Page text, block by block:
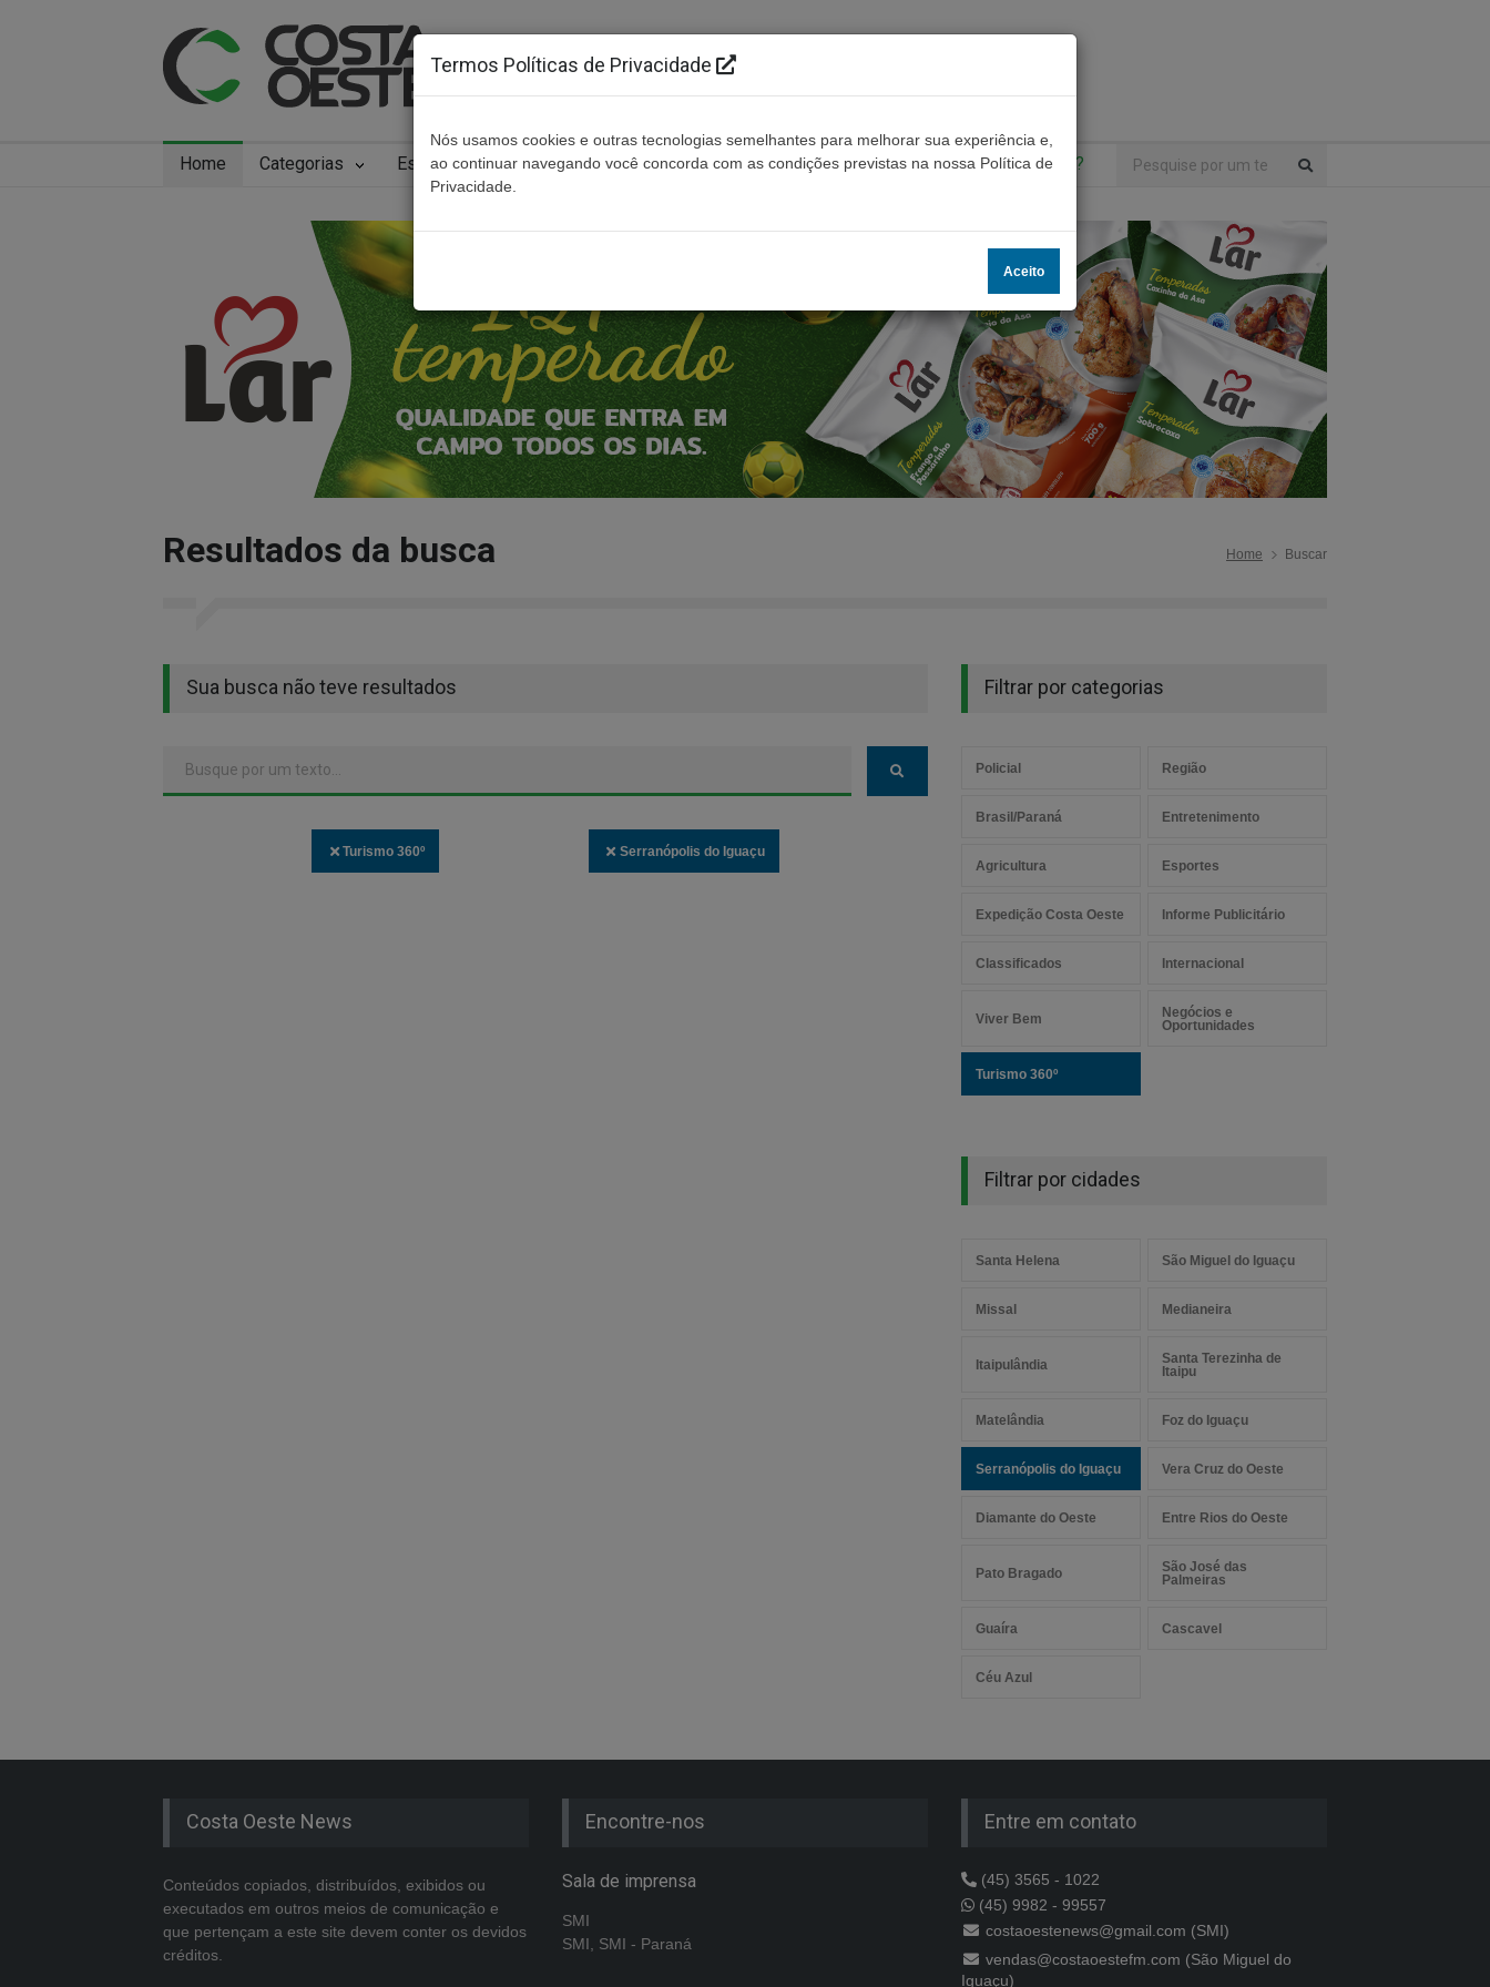
Home Categorias Especiais Cidades Ouça ao vivo Contato Não encontrou algo?
Resultados da busca Home Buscar
Sua busca não teve resultados
Turismo 360º Serranópolis do Iguaçu
Filtrar por categorias
Policial Região
Brasil/Paraná Entretenimento
Agricultura Esportes
Expedição Costa Oeste Informe Publicitário
Classificados Internacional
Viver Bem
Negócios e
Oportunidades
Turismo 360º
Filtrar por cidades
Santa Helena São Miguel do Iguaçu
Missal Medianeira
Itaipulândia
Santa Terezinha de
Itaipu
Matelândia Foz do Iguaçu
Serranópolis do Iguaçu Vera Cruz do Oeste
Diamante do Oeste Entre Rios do Oeste
Pato Bragado
São José das
Palmeiras
Guaíra Cascavel
Céu Azul
Costa Oeste News
Conteúdos copiados, distribuídos, exibidos ou
executados em outros meios de comunicação e
que pertençam a este site devem conter os devidos
créditos.
Encontre-nos
Sala de imprensa
SMI
SMI, SMI - Paraná
Entre em contato
(45) 3565 - 1022
(45) 9982 - 99557
costaoestenews@gmail.com (SMI)
vendas@costaoestefm.com (São Miguel do
Iguaçu)
Termos Políticas de Privacidade
Nós usamos cookies e outras tecnologias semelhantes para melhorar sua experiência e,
ao continuar navegando você concorda com as condições previstas na nossa Política de
Privacidade.
Aceito